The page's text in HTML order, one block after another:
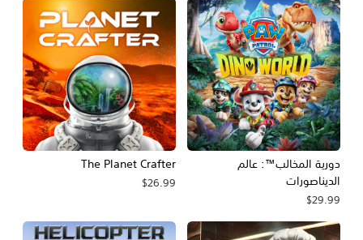
دورية المخالب™: عالم
الديناصورات
$29.99
The Planet Crafter
$26.99